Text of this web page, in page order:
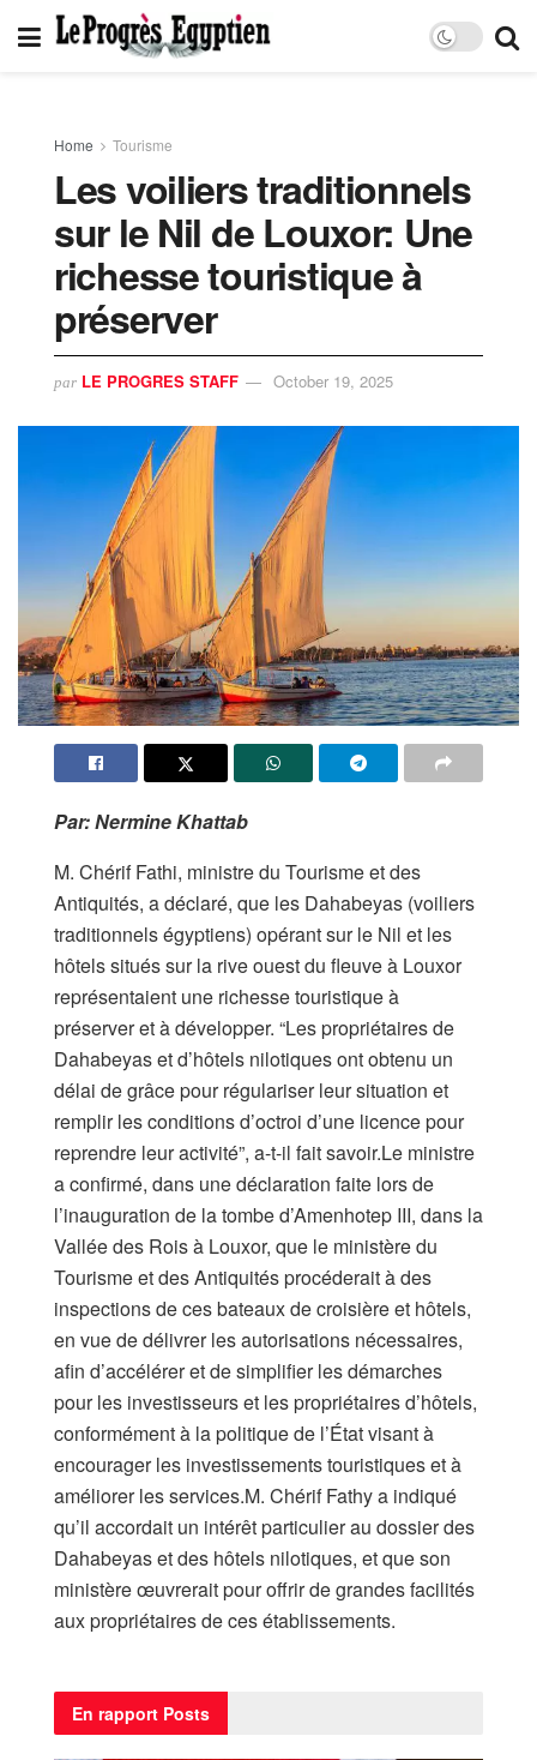
Home Tourisme
Les voiliers traditionnels
sur le Nil de Louxor: Une
richesse touristique à
préserver
par LE PROGRES STAFF October 19, 2025
Par: Nermine Khattab
M. Chérif Fathi, ministre du Tourisme et des
Antiquités, a déclaré, que les Dahabeyas (voiliers
traditionnels égyptiens) opérant sur le Nil et les
hôtels situés sur la rive ouest du fleuve à Louxor
représentaient une richesse touristique à
préserver et à développer. “Les propriétaires de
Dahabeyas et d’hôtels nilotiques ont obtenu un
délai de grâce pour régulariser leur situation et
remplir les conditions d’octroi d’une licence pour
reprendre leur activité”, a-t-il fait savoir.Le ministre
a confirmé, dans une déclaration faite lors de
l’inauguration de la tombe d’Amenhotep III, dans la
Vallée des Rois à Louxor, que le ministère du
Tourisme et des Antiquités procéderait à des
inspections de ces bateaux de croisière et hôtels,
en vue de délivrer les autorisations nécessaires,
afin d’accélérer et de simplifier les démarches
pour les investisseurs et les propriétaires d’hôtels,
conformément à la politique de l’État visant à
encourager les investissements touristiques et à
améliorer les services.M. Chérif Fathy a indiqué
qu’il accordait un intérêt particulier au dossier des
Dahabeyas et des hôtels nilotiques, et que son
ministère œuvrerait pour offrir de grandes facilités
aux propriétaires de ces établissements.
En rapport Posts